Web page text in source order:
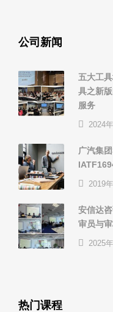
公司新闻
五大工
具之新
服务
2024
广汽集
2019
安信达
审员与
2025
热门课程